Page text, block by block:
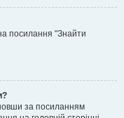
посилання "Знайти
за посиланням